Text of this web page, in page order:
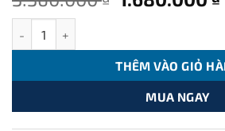
3.360.000
THÊM VÀO GIỎ
MUA NGAY